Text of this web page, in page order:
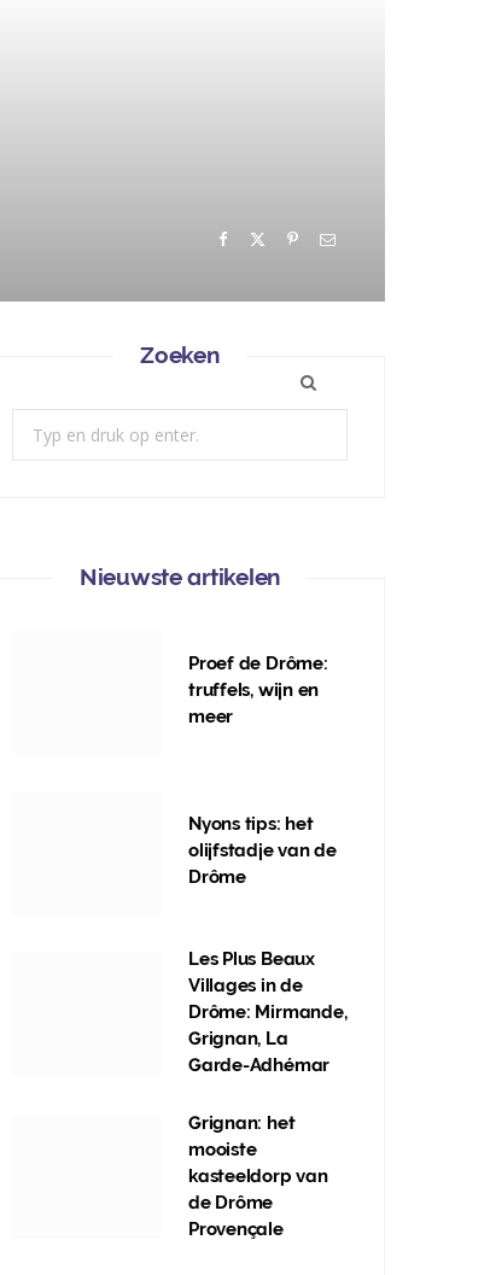
Zoeken
Nieuwste artikelen
Proef de Drôme:
truffels, wijn en
meer
Nyons tips: het
olijfstadje van de
Drôme
Les Plus Beaux
Villages in de
Drôme: Mirmande,
Grignan, La
Garde-Adhémar
Grignan: het
mooiste
kasteeldorp van
de Drôme
Provençale